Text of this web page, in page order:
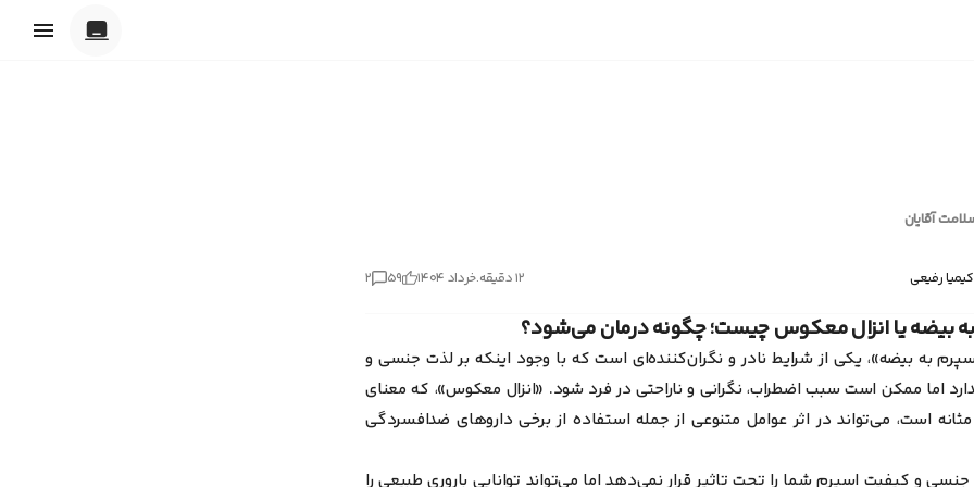
آقایان
رفیعی ۱۲ دقیقه .خرداد ۱۴۰۴ ۵۹ ۲
بیضه یا انزال معکوس چیست؛ چگونه درمان می‌شود؟
به بیضه»،یکی از شرایط نادر و نگران‌کننده‌ای است که با وجود اینکه بر لذت جنسی و
اما ممکن است سبب اضطراب، نگرانی و ناراحتی در فرد شود. «انزال معکوس»، که معنای
است، می‌تواند در اثر عوامل متنوعی از جمله استفاده از برخی داروهای ضدافسردگی
و کیفیت اسپرم شما را تحت تاثیر قرار نمی‌دهد اما می‌تواند توانایی باروری طبیعی را